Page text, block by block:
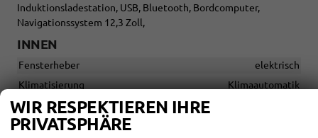
Induktionsladestation, USB, Bluetooth, Bordcomputer,
Navigationssystem 12,3 Zoll,
INNEN
Fensterheber
elektrisch
Klimatisierung
Klimaautomatik
Lenkrad
in Leder, höhenverstellbar, mit Multifunktionen, mit
Lenkradheizung
WIR RESPEKTIEREN IHRE
PRIVATSPHÄRE